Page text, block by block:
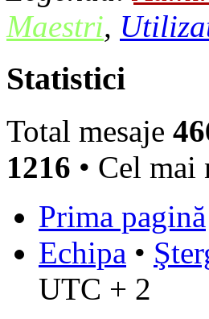
Maestri,
Statistici
Total mesaje
1216 • Cel
Prima pagină
Echipa •
UTC + 2